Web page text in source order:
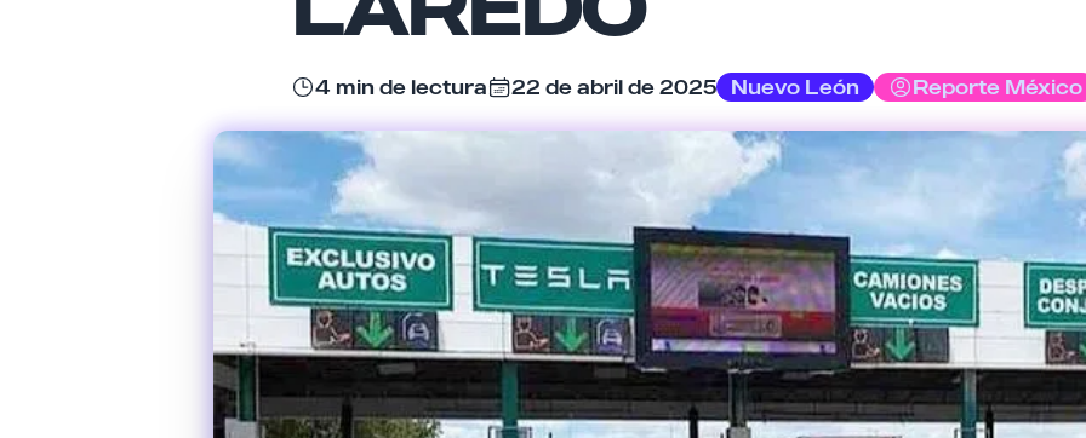
4 min de lectura 22 de abril de 2025 Nuevo León Reporte México
Cancelar Enviar comentario